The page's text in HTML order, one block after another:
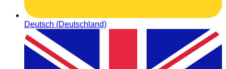
Deutsch (Deutschland)